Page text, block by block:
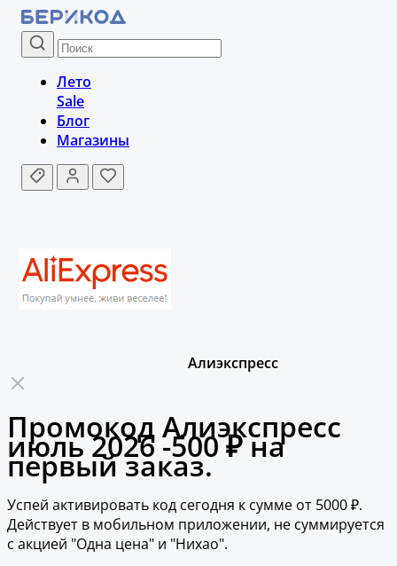
Лето
Sale
Блог
Магазины
Алиэкспресс
Промокод Алиэкспресс
июль 2026 -500 ₽ на
первый заказ.
Успей активировать код сегодня к сумме от 5000 ₽.
Действует в мобильном приложении, не суммируется
с акцией "Одна цена" и "Нихао".